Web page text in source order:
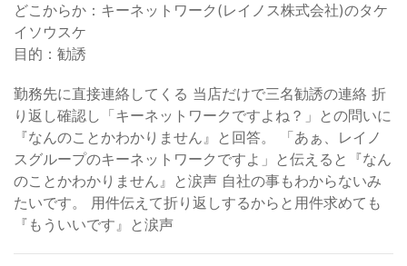
どこからか：キーネットワーク(レイノス株式会社)のタケ
イソウスケ
目的：勧誘
勤務先に直接連絡してくる 当店だけで三名勧誘の連絡 折
り返し確認し「キーネットワークですよね？」との問いに
『なんのことかわかりません』と回答。 「あぁ、レイノ
スグループのキーネットワークですよ」と伝えると『なん
のことかわかりません』と涙声 自社の事もわからないみ
たいです。 用件伝えて折り返しするからと用件求めても
『もういいです』と涙声